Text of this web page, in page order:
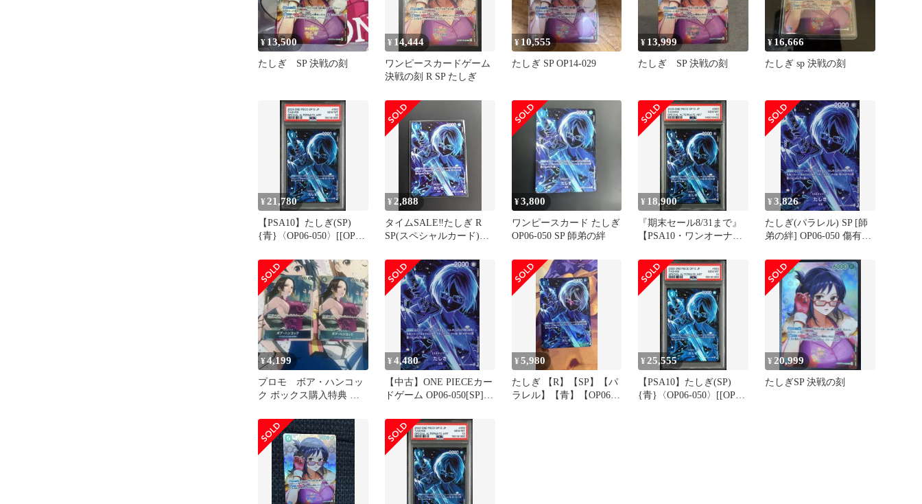
¥13,500
たしぎ SP 決戦の刻
¥ 14,444
ワンピースカードゲーム
決戦の刻 R SP たしぎ
¥ 10,555
たしぎ SP OP14-029
¥ 13,999
たしぎ SP 決戦の刻
¥ 16,666
たしぎ sp 決戦の刻
¥ 21,780
【PSA10】たしぎ(SP)
{青}〈OP06-050〉[[OP-
弟の絆]
¥ 2,888
タイムSALE‼️たしぎ R
SP(スペシャルカード)
¥3,800
ワンピースカード たしぎ
OP06-050 SP 師弟の絆
¥ 18,900
『期末セール8/31まで』
【PSA10・ワンオーナー
ワンピースカード
¥3,826
たしぎ(パラレル) SP [師
弟の絆] OP06-050 傷有り
¥4,199
プロモ ボア・ハンコッ
ク ボックス購入特典 頂
¥4,480
【中古】ONE PIECEカー
ドゲーム OP06-050[SP]：
¥5,980
たしぎ 【R】【SP】【パ
ラレル】【青】【OP06-
¥ 25,555
【PSA10】たしぎ(SP)
{青}〈OP06-050〉[[OP-
¥ 20,999
たしぎSP 決戦の刻